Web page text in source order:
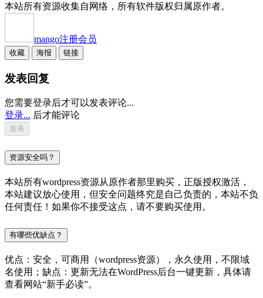
本站所有资源收集自网络，所有软件版权归属原作者。
mango注册会员
收藏 海报 链接
发表回复
您需要登录后才可以发表评论...
登录... 后才能评论
资源安全吗？
本站所有wordpress资源从原作者那里购买，正版授权激活，
本站建议放心使用，但安全问题终究是自己负责的，本站不负
任何责任！如果你不接受这点，请不要购买使用。
有哪些优缺点？
优点：安全，可商用（wordpress资源），永久使用，不限域
名使用；缺点：更新无法在WordPress后台一键更新，具体请
查看网站“新手必读”。